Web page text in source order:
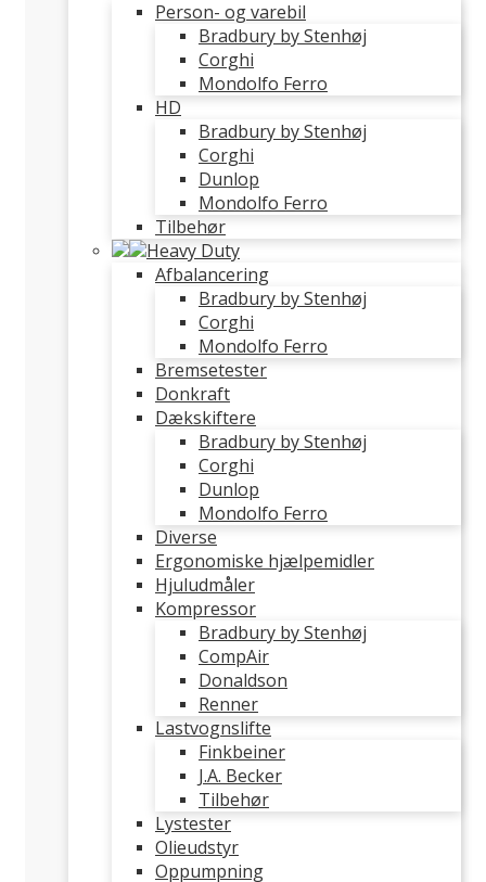
Person- og varebil
Bradbury by Stenhøj
Corghi
Mondolfo Ferro
HD
Bradbury by Stenhøj
Corghi
Dunlop
Mondolfo Ferro
Tilbehør
Heavy Duty
Afbalancering
Bradbury by Stenhøj
Corghi
Mondolfo Ferro
Bremsetester
Donkraft
Dækskiftere
Bradbury by Stenhøj
Corghi
Dunlop
Mondolfo Ferro
Diverse
Ergonomiske hjælpemidler
Hjuludmåler
Kompressor
Bradbury by Stenhøj
CompAir
Donaldson
Renner
Lastvognslifte
Finkbeiner
J.A. Becker
Tilbehør
Lystester
Olieudstyr
Oppumpning